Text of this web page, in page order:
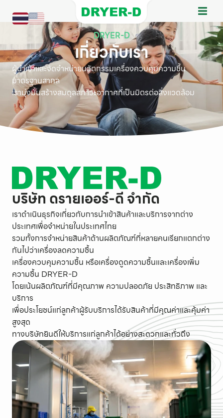
DRYER-D
เกี่ยวกับเรา
ผู้นำเข้าและจัดจำหน่ายนวัตกรรมเครื่องควบคุมความชื้น
มาตรฐานสากล
เรามุ่งมั่นสร้างสมดุลสภาวะอากาศที่เป็นมิตรต่อสิ่งแวดล้อม
บริษัท ดรายเออร์-ดี จำกัด
เราดำเนินธุรกิจเกี่ยวกับการนำเข้าสินค้าและบริการจากต่าง
ประเทศเพื่อจำหน่ายในประเทศไทย
รวมทั้งการจำหน่ายสินค้าด้านผลิตภัณฑ์ที่หลายคนเรียกแตกต่าง
กันไปว่าเครื่องลดความชื้น
เครื่องควบคุมความชื้น หรือเครื่องดูดความชื้นและเครื่องเพิ่ม
ความชื้น DRYER-D
โดยเน้นผลิตภัณฑ์ที่มีคุณภาพ ความปลอดภัย ประสิทธิภาพ และ
บริการ
เพื่อประโยชน์แก่ลูกค้าผู้รับบริการได้รับสินค้าที่มีคุณค่าและคุ้มค่า
สูงสุด
ทางบริษัทยินดีให้บริการแก่ลูกค้าได้อย่างสะดวกและทั่วถึง